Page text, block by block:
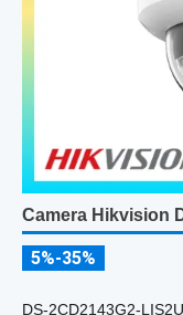
Camera Hikvision
5%-35%
DS-2CD2143G2-